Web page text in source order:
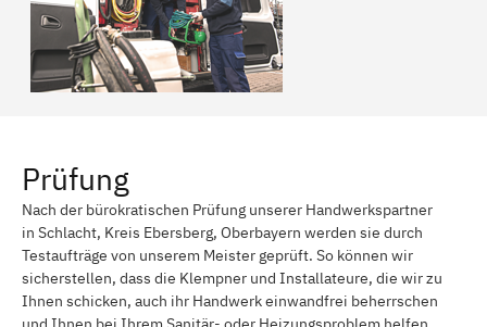
Prüfung
Nach der bürokratischen Prüfung unserer Handwerkspartner
in Schlacht, Kreis Ebersberg, Oberbayern werden sie durch
Testaufträge von unserem Meister geprüft. So können wir
sicherstellen, dass die Klempner und Installateure, die wir zu
Ihnen schicken, auch ihr Handwerk einwandfrei beherrschen